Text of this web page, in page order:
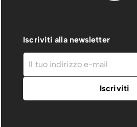
Iscriviti alla newsletter